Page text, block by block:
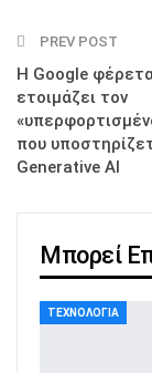
PREV POST
Η Google
ετοιμάζει τον
που
Generative AI
Μπορεί
ΤΕΧΝΟΛΟΓΊΑ